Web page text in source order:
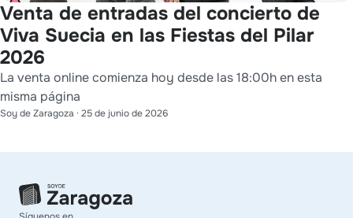
Venta de entradas del concierto de
Viva Suecia en las Fiestas del Pilar
2026
La venta online comienza hoy desde las 18:00h en esta
misma página
Soy de Zaragoza · 25 de junio de 2026